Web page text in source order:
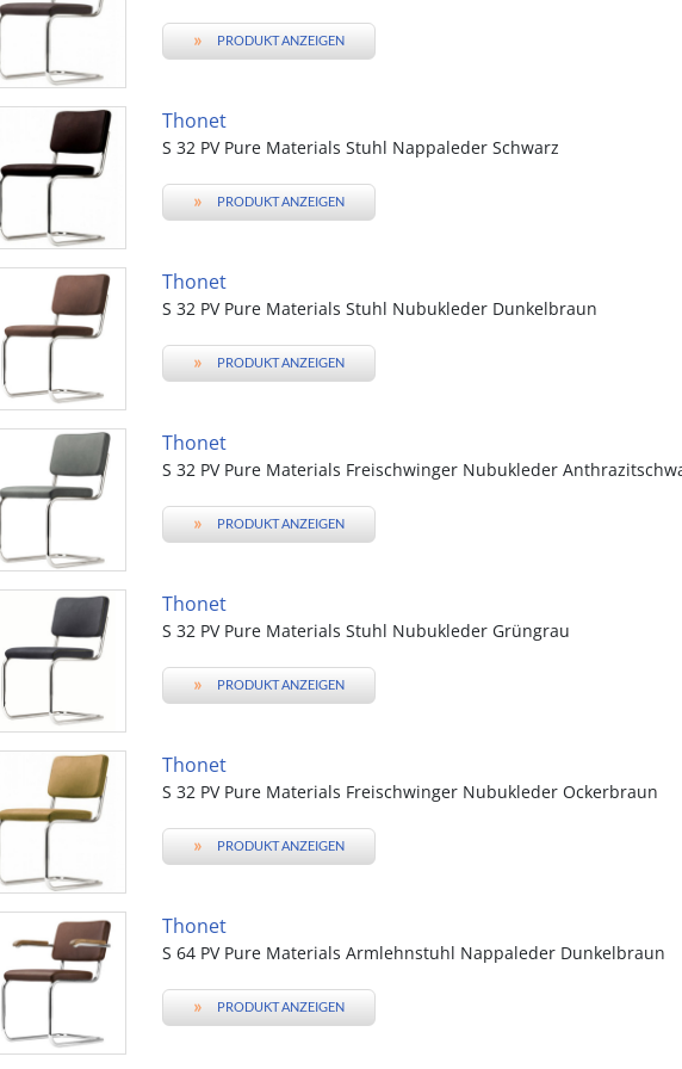
» PRODUKT ANZEIGEN
Thonet
S 32 PV Pure Materials Stuhl Nappaleder Schwarz
» PRODUKT ANZEIGEN
Thonet
S 32 PV Pure Materials Stuhl Nubukleder Dunkelbraun
» PRODUKT ANZEIGEN
Thonet
S 32 PV Pure Materials Freischwinger Nubukleder
» PRODUKT ANZEIGEN
Thonet
S 32 PV Pure Materials Stuhl Nubukleder Grüngrau
» PRODUKT ANZEIGEN
Thonet
S 32 PV Pure Materials Freischwinger Nubukleder Ockerbraun
» PRODUKT ANZEIGEN
Thonet
S 64 PV Pure Materials Armlehnstuhl Nappaleder Dunkelbraun
» PRODUKT ANZEIGEN